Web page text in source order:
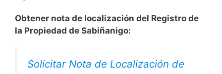
Obtener nota de localización del Registro de
la Propiedad de Sabiñanigo:
Solicitar Nota de Localización de